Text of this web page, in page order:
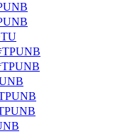
TPUNB